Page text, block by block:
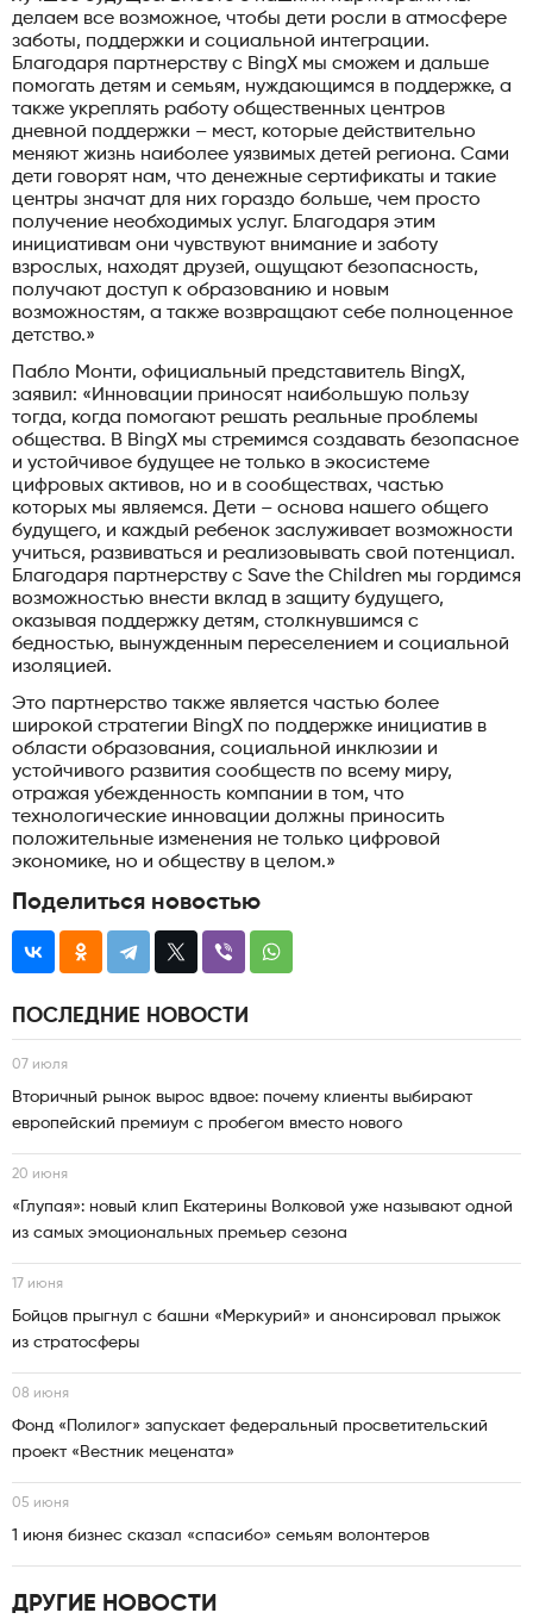
делаем все возможное, чтобы дети росли в атмосфере
заботы, поддержки и социальной интеграции.
Благодаря партнерству с BingX мы сможем и дальше
помогать детям и семьям, нуждающимся в поддержке, а
также укреплять работу общественных центров
дневной поддержки – мест, которые действительно
меняют жизнь наиболее уязвимых детей региона. Сами
дети говорят нам, что денежные сертификаты и такие
центры значат для них гораздо больше, чем просто
получение необходимых услуг. Благодаря этим
инициативам они чувствуют внимание и заботу
взрослых, находят друзей, ощущают безопасность,
получают доступ к образованию и новым
возможностям, а также возвращают себе полноценное
детство.»
Пабло Монти, официальный представитель BingX,
заявил: «Инновации приносят наибольшую пользу
тогда, когда помогают решать реальные проблемы
общества. В BingX мы стремимся создавать безопасное
и устойчивое будущее не только в экосистеме
цифровых активов, но и в сообществах, частью
которых мы являемся. Дети – основа нашего общего
будущего, и каждый ребенок заслуживает возможности
учиться, развиваться и реализовывать свой потенциал.
Благодаря партнерству с Save the Children мы гордимся
возможностью внести вклад в защиту будущего,
оказывая поддержку детям, столкнувшимся с
бедностью, вынужденным переселением и социальной
изоляцией.
Это партнерство также является частью более
широкой стратегии BingX по поддержке инициатив в
области образования, социальной инклюзии и
устойчивого развития сообществ по всему миру,
отражая убежденность компании в том, что
технологические инновации должны приносить
положительные изменения не только цифровой
экономике, но и обществу в целом.»
Поделиться новостью
ПОСЛЕДНИЕ НОВОСТИ
07 июля
Вторичный рынок вырос вдвое: почему клиенты выбирают
европейский премиум с пробегом вместо нового
20 июня
«Глупая»: новый клип Екатерины Волковой уже называют одной
из самых эмоциональных премьер сезона
17 июня
Бойцов прыгнул с башни «Меркурий» и анонсировал прыжок
из стратосферы
08 июня
Фонд «Полилог» запускает федеральный просветительский
проект «Вестник мецената»
05 июня
1 июня бизнес сказал «спасибо» семьям волонтеров
ДРУГИЕ НОВОСТИ